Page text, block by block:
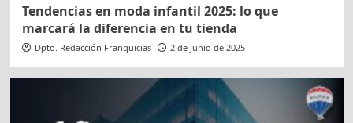
Tendencias en moda infantil 2025: lo que
marcará la diferencia en tu tienda
Dpto. Redacción Franquicias 2 de junio de 2025